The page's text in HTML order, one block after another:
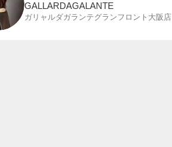
GALLARDAGALANTE
ガリャルダガランテグランフロント大阪店